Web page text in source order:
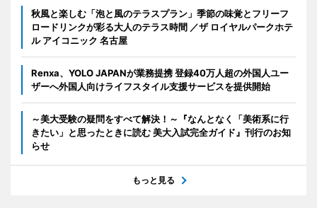
秋風と楽しむ「泡と風のテラスプラン」季節の味覚とフリーフ
ロードリンクが彩る大人のテラス時間 ／ザ ロイヤルパークホテ
ル アイコニック 名古屋
Renxa、YOLO JAPANが業務提携 登録40万人超の外国人ユー
ザーへ外国人向けライフスタイル支援サービスを提供開始
～美大受験の疑問をすべて解決！～『なんとなく「美術系に行
きたい」と思ったときに読む 美大入試完全ガイド』刊行のお知
らせ
もっと見る